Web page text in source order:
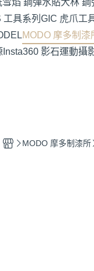
雪焰 鋼彈水貼大林 鋼
具系列 GIC 虎爪工
MODO 摩多制漆
Insta360 影石運動攝
MODO 摩多制漆所